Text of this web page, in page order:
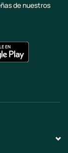
de nuestros